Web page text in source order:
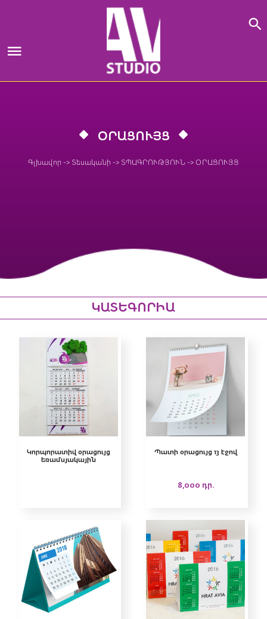
ՕՐԱՑՈՒՅՑ
Գլխավոր -> Տեսականի -> ՏՊԱԳՐՈՒԹՅՈՒՆ -> ՕՐԱՑՈՒՅՑ
ԿԱՏԵԳՈՐԻԱ
Կորպորատիվ օրացույց
եռամսյակային
Պատի օրացույց 13 էջով
8,000 դր.